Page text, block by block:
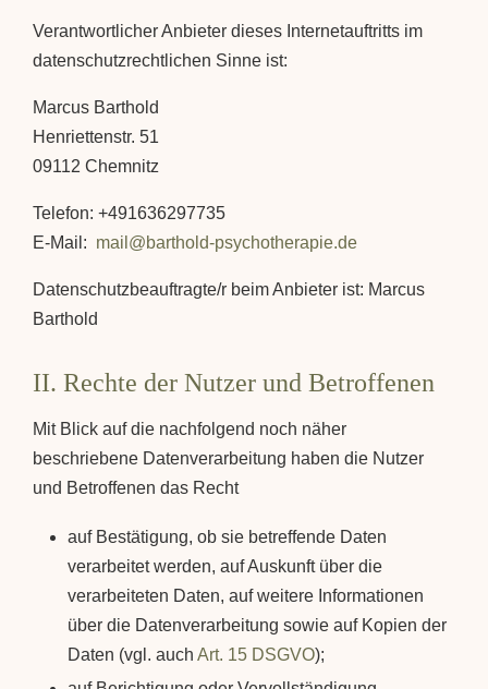
Verantwortlicher Anbieter dieses Internetauftritts im
datenschutzrechtlichen Sinne ist:
Marcus Barthold
Henriettenstr. 51
09112 Chemnitz
Telefon: +491636297735
E-Mail: mail@barthold-psychotherapie.de
Datenschutzbeauftragte/r beim Anbieter ist: Marcus
Barthold
II. Rechte der Nutzer und Betroffenen
Mit Blick auf die nachfolgend noch näher
beschriebene Datenverarbeitung haben die Nutzer
und Betroffenen das Recht
auf Bestätigung, ob sie betreffende Daten
verarbeitet werden, auf Auskunft über die
verarbeiteten Daten, auf weitere Informationen
über die Datenverarbeitung sowie auf Kopien der
Daten (vgl. auch Art. 15 DSGVO);